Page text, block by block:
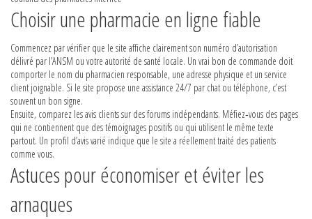
Choisir une pharmacie en ligne fiable
Commencez par vérifier que le site affiche clairement son numéro d’autorisation
délivré par l’ANSM ou votre autorité de santé locale. Un vrai bon de commande doit
comporter le nom du pharmacien responsable, une adresse physique et un service
client joignable. Si le site propose une assistance 24/7 par chat ou téléphone, c’est
souvent un bon signe.
Ensuite, comparez les avis clients sur des forums indépendants. Méfiez‑vous des pages
qui ne contiennent que des témoignages positifs ou qui utilisent le même texte
partout. Un profil d’avis varié indique que le site a réellement traité des patients
comme vous.
Astuces pour économiser et éviter les
arnaques